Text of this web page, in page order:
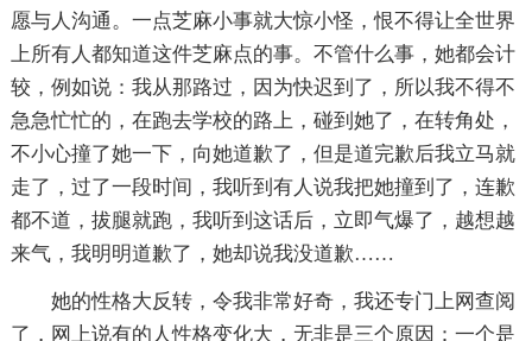
愿与人沟通。一点芝麻小事就大惊小怪，恨不得让全世界
上所有人都知道这件芝麻点的事。不管什么事，她都会计
较，例如说：我从那路过，因为快迟到了，所以我不得不
急急忙忙的，在跑去学校的路上，碰到她了，在转角处，
不小心撞了她一下，向她道歉了，但是道完歉后我立马就
走了，过了一段时间，我听到有人说我把她撞到了，连歉
都不道，拔腿就跑，我听到这话后，立即气爆了，越想越
来气，我明明道歉了，她却说我没道歉……
她的性格大反转，令我非常好奇，我还专门上网查阅
了，网上说有的人性格变化大，无非是三个原因：一个是